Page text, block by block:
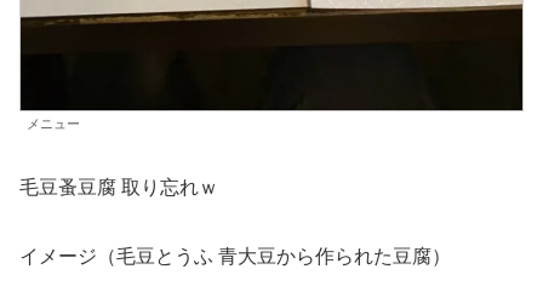
メニュー
毛豆蚤豆腐 取り忘れｗ
イメージ（毛豆とうふ 青大豆から作られた豆腐）